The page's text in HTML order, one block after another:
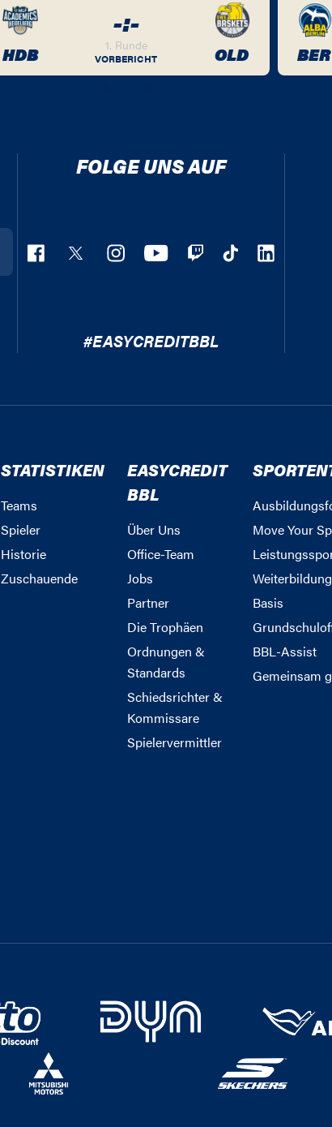
HDB
-:-
1. Runde
VORBERICHT OLD BER
FOLGE UNS AUF
#EASYCREDITBBL
STATISTIKEN
Teams
Spieler
Historie
Zuschauende
EASYCREDIT
BBL
Über Uns
Office-Team
Jobs
Partner
Die Trophäen
Ordnungen &
Standards
Schiedsrichter &
Kommissare
Spielervermittler
Move Your
Weiterbildung
Basis
BBL-Assist
Gemeinsam